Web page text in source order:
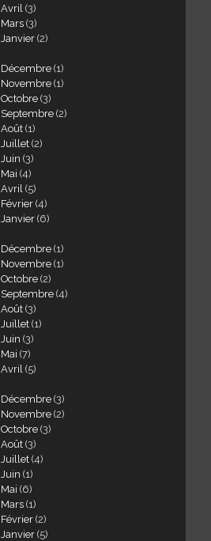
Avril (3)
Mars (3)
Janvier (2)
Décembre (1)
Novembre (1)
Octobre (3)
Septembre (2)
Août (1)
Juillet (2)
Juin (3)
Mai (4)
Avril (5)
Février (4)
Janvier (6)
Décembre (1)
Novembre (1)
Octobre (2)
Septembre (4)
Août (3)
Juillet (1)
Juin (3)
Mai (7)
Avril (5)
Décembre (3)
Novembre (2)
Octobre (3)
Août (3)
Juillet (4)
Juin (1)
Mai (6)
Mars (1)
Février (2)
Janvier (5)